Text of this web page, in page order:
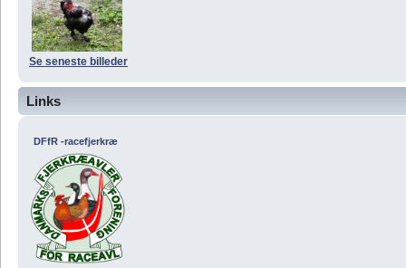
Se seneste billeder
Links
DFfR -racefjerkræ